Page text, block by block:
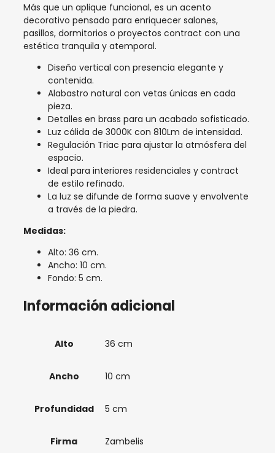
Más que un aplique funcional, es un acento
decorativo pensado para enriquecer salones,
pasillos, dormitorios o proyectos contract con una
estética tranquila y atemporal.
Diseño vertical con presencia elegante y
contenida.
Alabastro natural con vetas únicas en cada
pieza.
Detalles en brass para un acabado sofisticado.
Luz cálida de 3000K con 810Lm de intensidad.
Regulación Triac para ajustar la atmósfera del
espacio.
Ideal para interiores residenciales y contract
de estilo refinado.
La luz se difunde de forma suave y envolvente
a través de la piedra.
Medidas:
Alto: 36 cm.
Ancho: 10 cm.
Fondo: 5 cm.
Información adicional
Alto 36 cm
Ancho 10 cm
Profundidad 5 cm
Firma Zambelis